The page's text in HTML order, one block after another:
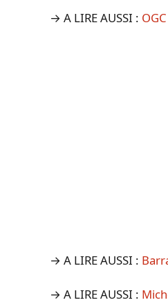
→ A LIRE AUSSI :
→ A LIRE AUSSI :
→ A LIRE AUSSI :